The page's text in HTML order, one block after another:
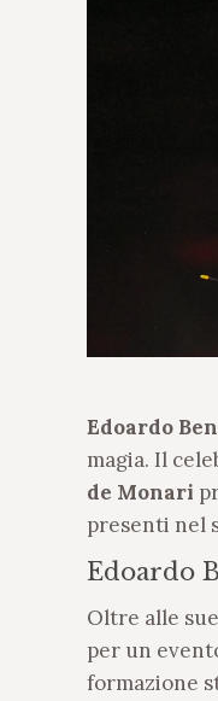
Edoardo
magia. Il
de Monari
presenti nel
Edoardo
Oltre alle
per un
formazione